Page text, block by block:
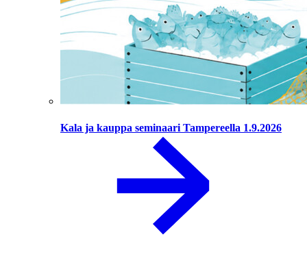
Kala ja kauppa seminaari Tampereella 1.9.2026